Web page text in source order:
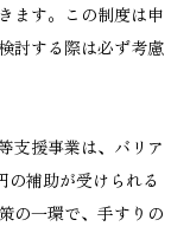
ます。この制度は申
討する際は必ず考慮
支援事業は、バリア
の補助が受けられる
の一環で、手すりの